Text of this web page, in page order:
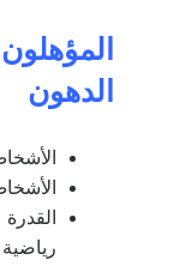
الدهون
الأشخاص
رياضية